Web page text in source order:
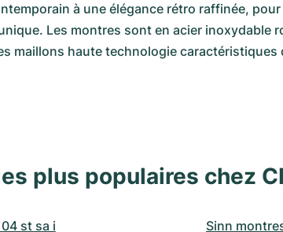
à une élégance rétro raffinée,
Les montres sont en acier inoxydable
maillons haute technologie caractéristiques
plus populaires chez
st sa i Sinn